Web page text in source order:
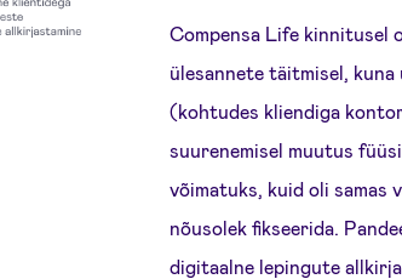
Compensa Life kinnitusel
ülesannete täitmisel,
(kohtudes kliendiga
suurenemisel muutus
võimatuks, kuid oli samas
nõusolek fikseerida.
digitaalne lepingute